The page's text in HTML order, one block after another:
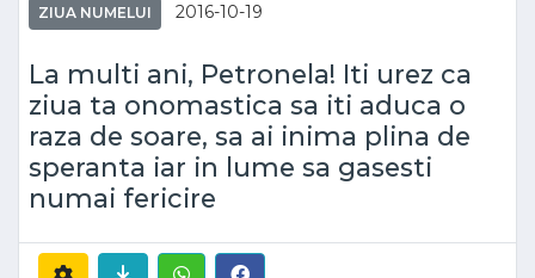
ZIUA NUMELUI 2016-10-19
La multi ani, Petronela! Iti urez ca
ziua ta onomastica sa iti aduca o
raza de soare, sa ai inima plina de
speranta iar in lume sa gasesti
numai fericire